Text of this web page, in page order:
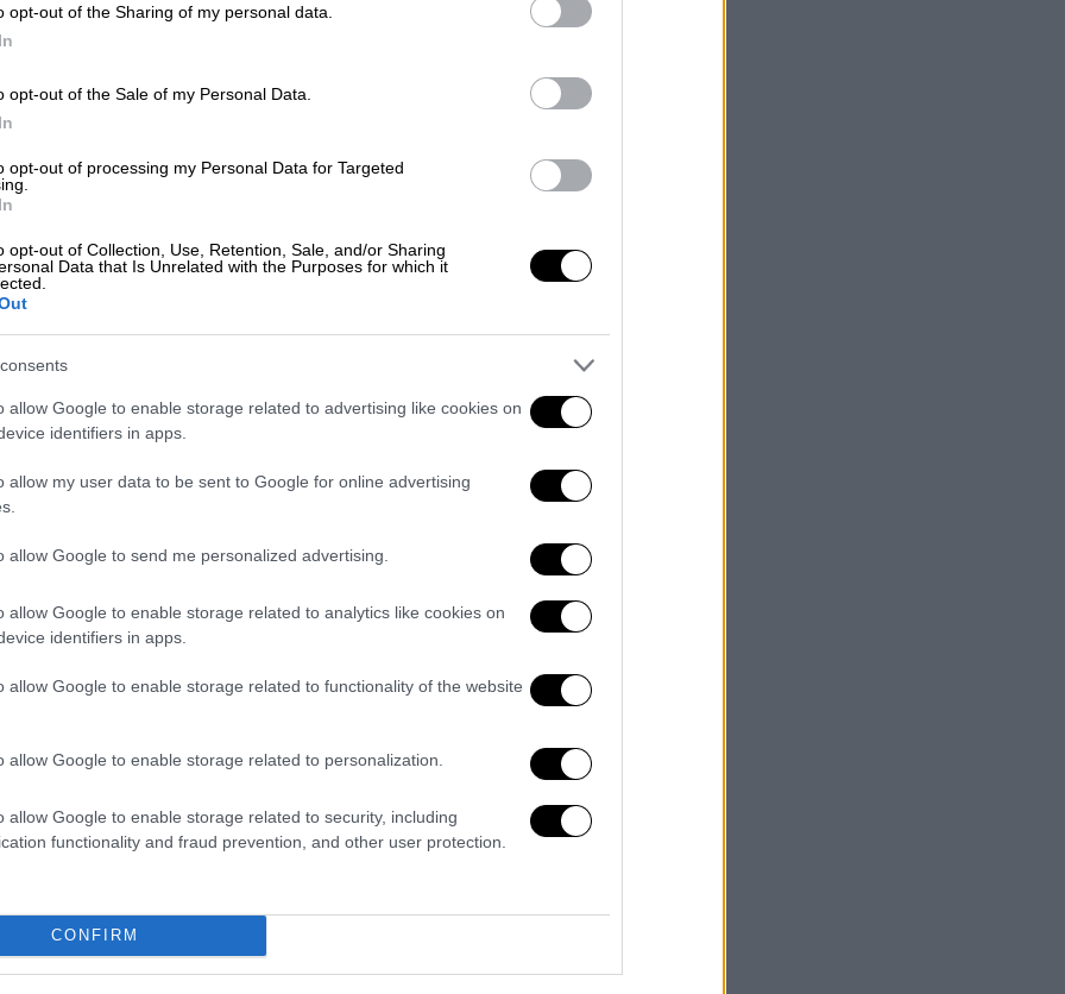
opt-out of the Sharing of my personal data.
opt-out of the Sale of my Personal Data.
opt-out of processing my Personal Data for Targeted
opt-out of Collection, Use, Retention, Sale, and/or Sharing
Data that Is Unrelated with the Purposes for which it
allow Google to enable storage related to advertising like cookies on
identifiers in apps.
allow my user data to be sent to Google for online advertising
allow Google to send me personalized advertising.
allow Google to enable storage related to analytics like cookies on
identifiers in apps.
allow Google to enable storage related to functionality of the website
allow Google to enable storage related to personalization.
allow Google to enable storage related to security, including
functionality and fraud prevention, and other user protection.
CONFIRM
αγαπητός στην περιοχή της
τόπο μόνιμης διαμονής του τα τελευταία
το προσωπικό του «καταφύγιο»
Εύβοια και, όπως συνήθιζε να λέει,είχε
και τον ενέπνεε
, περνώντας εκεί
χρόνια.
και μεγάλωσε στον Πειραιά και σπούδασε
αποφοίτησε το 1963.
το 1961, στο έργο «Η άνοδος του
του ΄70 συνεργάστηκε επιτυχώς με
μέρος σε πολλές παραστάσεις,
τεσσάρων συνταγματαρχών» του
του Ζακ ντε Βαλ, και «Ιούλιος
και δάσκαλος στην Σχολή
δουλειά που αγάπησε πολύ γιατί τον